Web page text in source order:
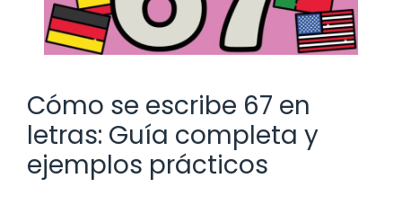
Cómo se escribe 67 en
letras: Guía completa y
ejemplos prácticos